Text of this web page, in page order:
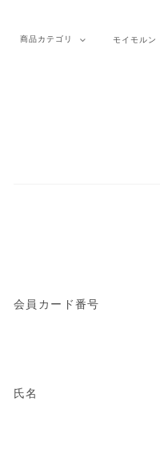
商品カテゴリ モイモルン
会員カード番号
氏名